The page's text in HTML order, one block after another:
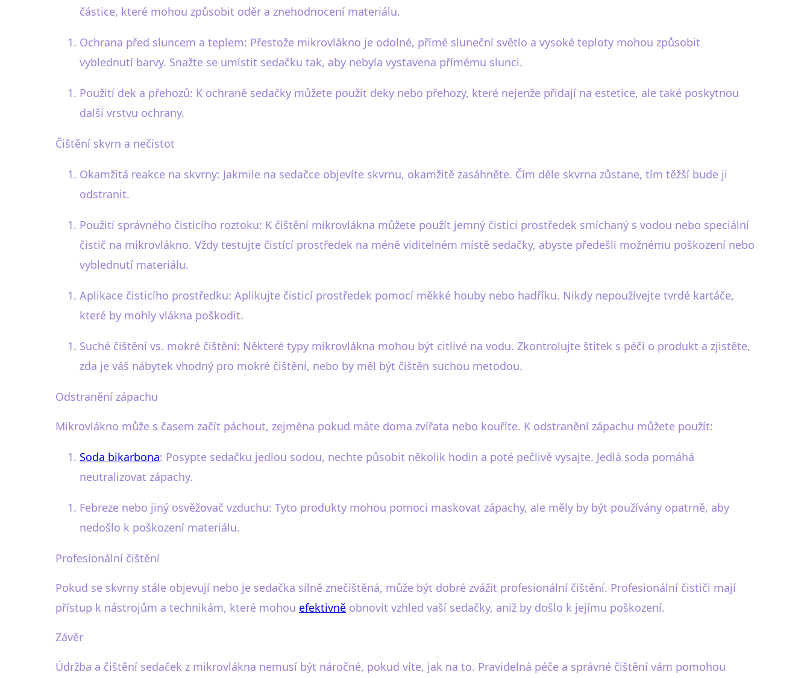
částice, které mohou způsobit oděr a znehodnocení materiálu.
Ochrana před sluncem a teplem: Přestože mikrovlákno je odolné, přímé sluneční světlo a vysoké teploty mohou způsobit
vyblednutí barvy. Snažte se umístit sedačku tak, aby nebyla vystavena přímému slunci.
Použití dek a přehozů: K ochraně sedačky můžete použít deky nebo přehozy, které nejenže přidají na estetice, ale také poskytnou
další vrstvu ochrany.
Čištění skvrn a nečistot
Okamžitá reakce na skvrny: Jakmile na sedačce objevíte skvrnu, okamžitě zasáhněte. Čím déle skvrna zůstane, tím těžší bude ji
odstranit.
Použití správného čisticího roztoku: K čištění mikrovlákna můžete použít jemný čisticí prostředek smíchaný s vodou nebo speciální
čistič na mikrovlákno. Vždy testujte čistící prostředek na méně viditelném místě sedačky, abyste předešli možnému poškození nebo
vyblednutí materiálu.
Aplikace čisticího prostředku: Aplikujte čisticí prostředek pomocí měkké houby nebo hadříku. Nikdy nepoužívejte tvrdé kartáče,
které by mohly vlákna poškodit.
Suché čištění vs. mokré čištění: Některé typy mikrovlákna mohou být citlivé na vodu. Zkontrolujte štítek s péčí o produkt a zjistěte,
zda je váš nábytek vhodný pro mokré čištění, nebo by měl být čištěn suchou metodou.
Odstranění zápachu
Mikrovlákno může s časem začít páchout, zejména pokud máte doma zvířata nebo kouříte. K odstranění zápachu můžete použít:
Soda bikarbona: Posypte sedačku jedlou sodou, nechte působit několik hodin a poté pečlivě vysajte. Jedlá soda pomáhá
neutralizovat zápachy.
Febreze nebo jiný osvěžovač vzduchu: Tyto produkty mohou pomoci maskovat zápachy, ale měly by být používány opatrně, aby
nedošlo k poškození materiálu.
Profesionální čištění
Pokud se skvrny stále objevují nebo je sedačka silně znečištěná, může být dobré zvážit profesionální čištění. Profesionální čističi mají
přístup k nástrojům a technikám, které mohou efektivně obnovit vzhled vaší sedačky, aniž by došlo k jejímu poškození.
Závěr
Údržba a čištění sedaček z mikrovlákna nemusí být náročné, pokud víte, jak na to. Pravidelná péče a správné čištění vám pomohou